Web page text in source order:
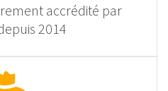
accrédité par
2014